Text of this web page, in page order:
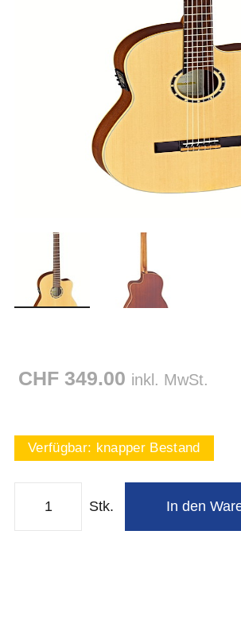
CHF 349.00 inkl. MwSt.
Verfügbar: knapper Bestand
Stk. In den